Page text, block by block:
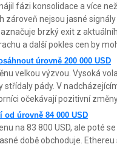
fázi konsolidace a více
zároveň nejsou jasné
brzký exit z
a další pokles cen by
úrovně 200 000 USD
velkou výzvou. Vysoká
střídaly pády. V
očekávají pozitivní
úrovně 84 000 USD
na 83 800 USD, ale poté
době obchoduje.